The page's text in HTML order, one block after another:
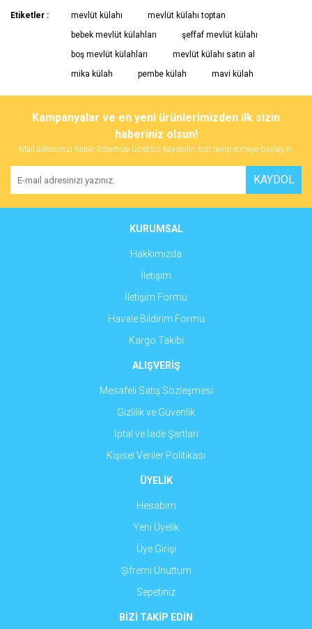
Bu ürüne ilk yorumu siz yapın!
Yorum Yaz
Bu ürünün fiyat bilgisi, resim, ürün açıklamalarında ve diğer
tarafımıza iletebilirsiniz.
Görüş ve önerileriniz için teşekkür ederiz.
Ürün fiyatı diğer sitelerden daha pahalı.
Bu ürüne benzer farklı alternatifler olmalı.
Gönder
Etiketler : mevlüt külahı
mevlüt külahı toptan
bebek mevlüt külahları
şeffaf mevlüt külahı
boş mevlüt külahları
mevlüt külahı satın al
mika külah
pembe külah mavi külah
Kampanyalar ve en yeni ürünlerimizden ilk sizin
haberiniz olsun!
Mail adresinizi haber listemize ücretsiz kaydedin bizi takip etmeye başlayın.
KAYDOL
KURUMSAL
Hakkımızda
İletişim
İletişim Formu
Havale Bildirim Formu
Kargo Takibi
ALIŞVERİŞ
Mesafeli Satış Sözleşmesi
Gizlilik ve Güvenlik
İptal ve İade Şartları
Kişisel Veriler Politikası
ÜYELİK
Hesabım
Yeni Üyelik
Üye Girişi
Şifremi Unuttum
Sepetiniz
BİZİ TAKİP EDİN